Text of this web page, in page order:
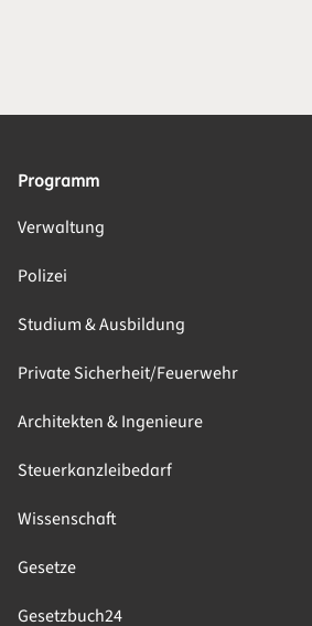
Programm
Verwaltung
Polizei
Studium & Ausbildung
Private Sicherheit/Feuerwehr
Architekten & Ingenieure
Steuerkanzleibedarf
Wissenschaft
Gesetze
Gesetzbuch24